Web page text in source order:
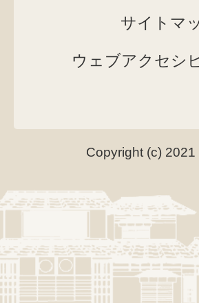
サイトマ
ウェブアクセシ
Copyright (c)